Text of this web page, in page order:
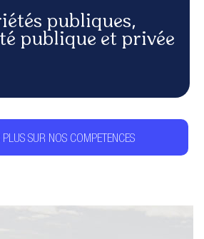
publiques,
publique et privée
PLUS SUR NOS COMPETENCES